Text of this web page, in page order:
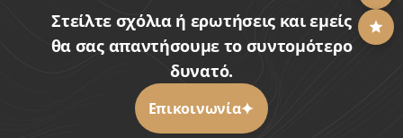
Στείλτε σχόλια ή ερωτήσεις και εμείς
θα σας απαντήσουμε το συντομότερο
δυνατό.
Επικοινωνία